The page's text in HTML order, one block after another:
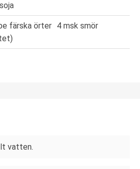
färska örter 4 msk smör
vatten.